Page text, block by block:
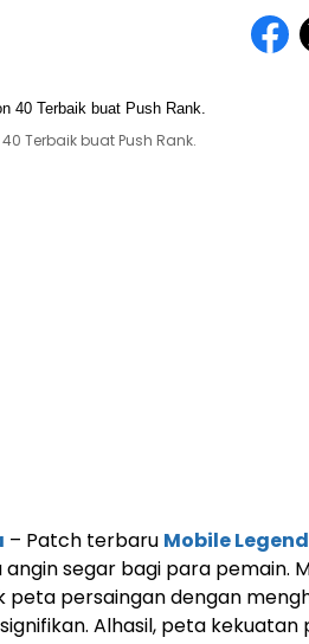
Terbaik buat Push Rank.
– Patch terbaru Mobile
segar bagi para pemain.
peta persaingan dengan
Alhasil, peta kekuatan